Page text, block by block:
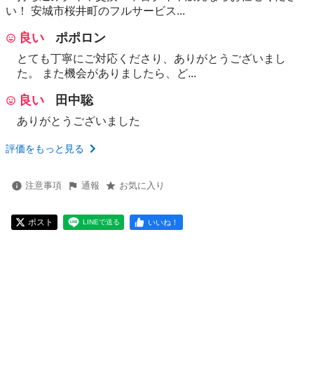
い！ 安城市桜井町のフルサービス...
良い ポポロン
とても丁寧にご対応くださり、ありがとうございまし
た。 また機会がありましたら、ど...
良い 田中聡
ありがとうございました
評価をもっと見る
注意事項 通報 お気に入り
ポスト LINEで送る いいね！